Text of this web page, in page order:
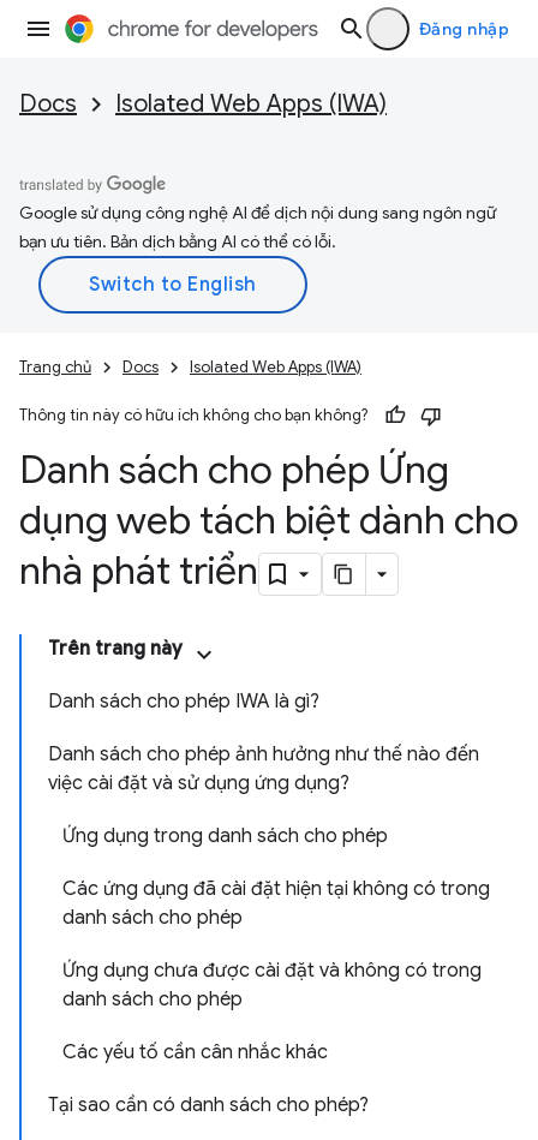
Đăng nhập
Docs Isolated Web Apps (IWA)
Google sử dụng công nghệ AI để dịch nội dung sang ngôn ngữ
bạn ưu tiên. Bản dịch bằng AI có thể có lỗi.
Trang chủ Docs Isolated Web Apps (IWA)
Thông tin này có hữu ích không cho bạn không?
Danh sách cho phép Ứng
dụng web tách biệt dành cho
nhà phát triển
Trên trang này
Danh sách cho phép IWA là gì?
Danh sách cho phép ảnh hưởng như thế nào đến
việc cài đặt và sử dụng ứng dụng?
Ứng dụng trong danh sách cho phép
Các ứng dụng đã cài đặt hiện tại không có trong
danh sách cho phép
Ứng dụng chưa được cài đặt và không có trong
danh sách cho phép
Các yếu tố cần cân nhắc khác
Tại sao cần có danh sách cho phép?